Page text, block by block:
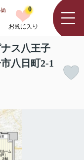
0
ス八王子
八日町2-1